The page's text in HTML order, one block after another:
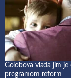
Golobova vlada jim je
programom reform